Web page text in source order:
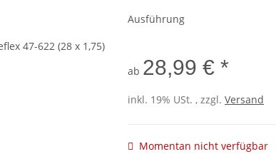
Ausführung
ab 28,99 € *
inkl. 19% USt. , zzgl. Versand
Momentan nicht verfügbar